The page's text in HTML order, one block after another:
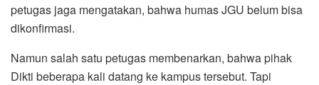
petugas jaga mengatakan, bahwa humas JGU belum bisa
dikonfirmasi.
Namun salah satu petugas membenarkan, bahwa pihak
Dikti beberapa kali datang ke kampus tersebut. Tapi